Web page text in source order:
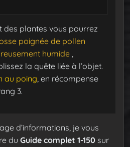
des plantes vous pourrez
poignée de pollen
humide ,
la quête liée à l’objet.
au poing, en récompense
3.
d’informations, je vous
du Guide complet 1-150 sur